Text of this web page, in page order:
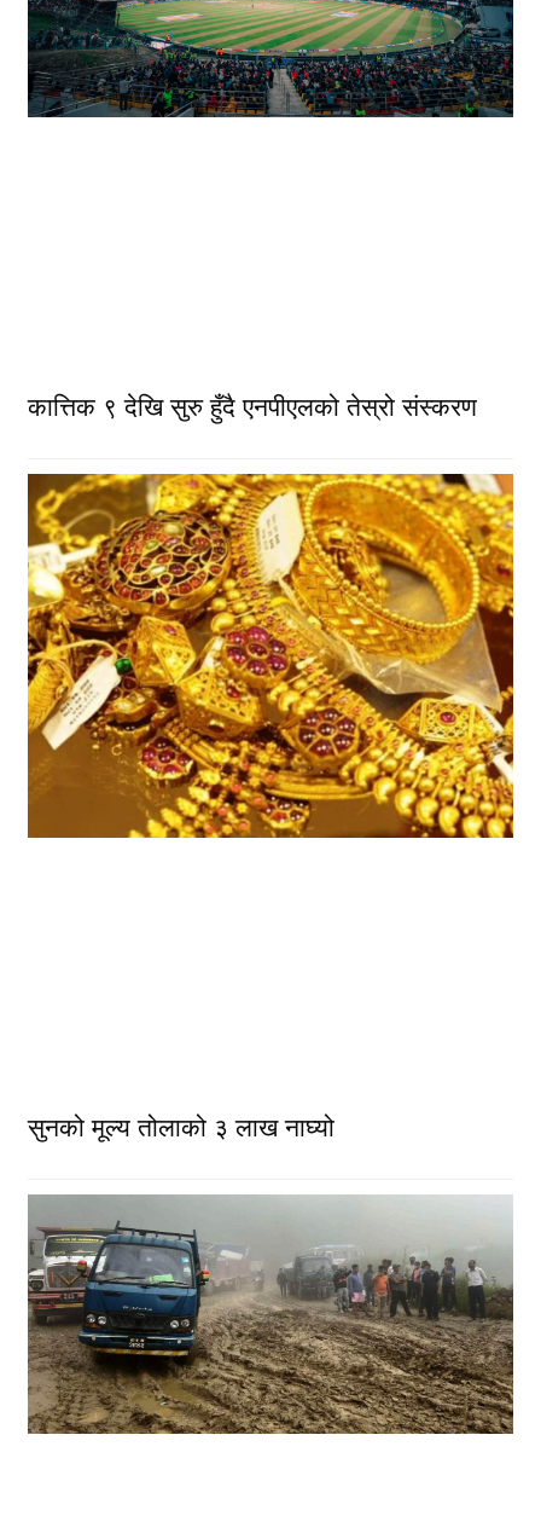
कात्तिक ९ देखि सुरु हुँदै एनपीएलको तेस्रो संस्करण
सुनको मूल्य तोलाको ३ लाख नाघ्यो